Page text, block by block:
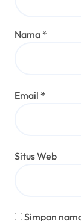
Nama *
Email *
Situs Web
Simpan